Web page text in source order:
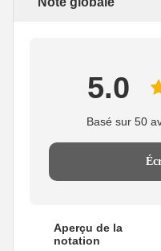
5.0
Basé sur 50
Aperçu de la
notation